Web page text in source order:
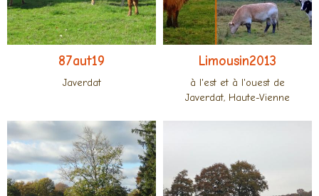
87aut19
Javerdat
Limousin2013
à l'est et à l'ouest de
Javerdat, Haute-Vienne